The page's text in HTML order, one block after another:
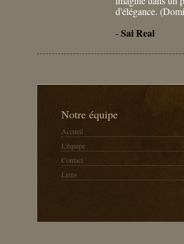
d'élégance.
-Sai Real
Notre équipe
Accueil
L'équipe
Contact
Liens